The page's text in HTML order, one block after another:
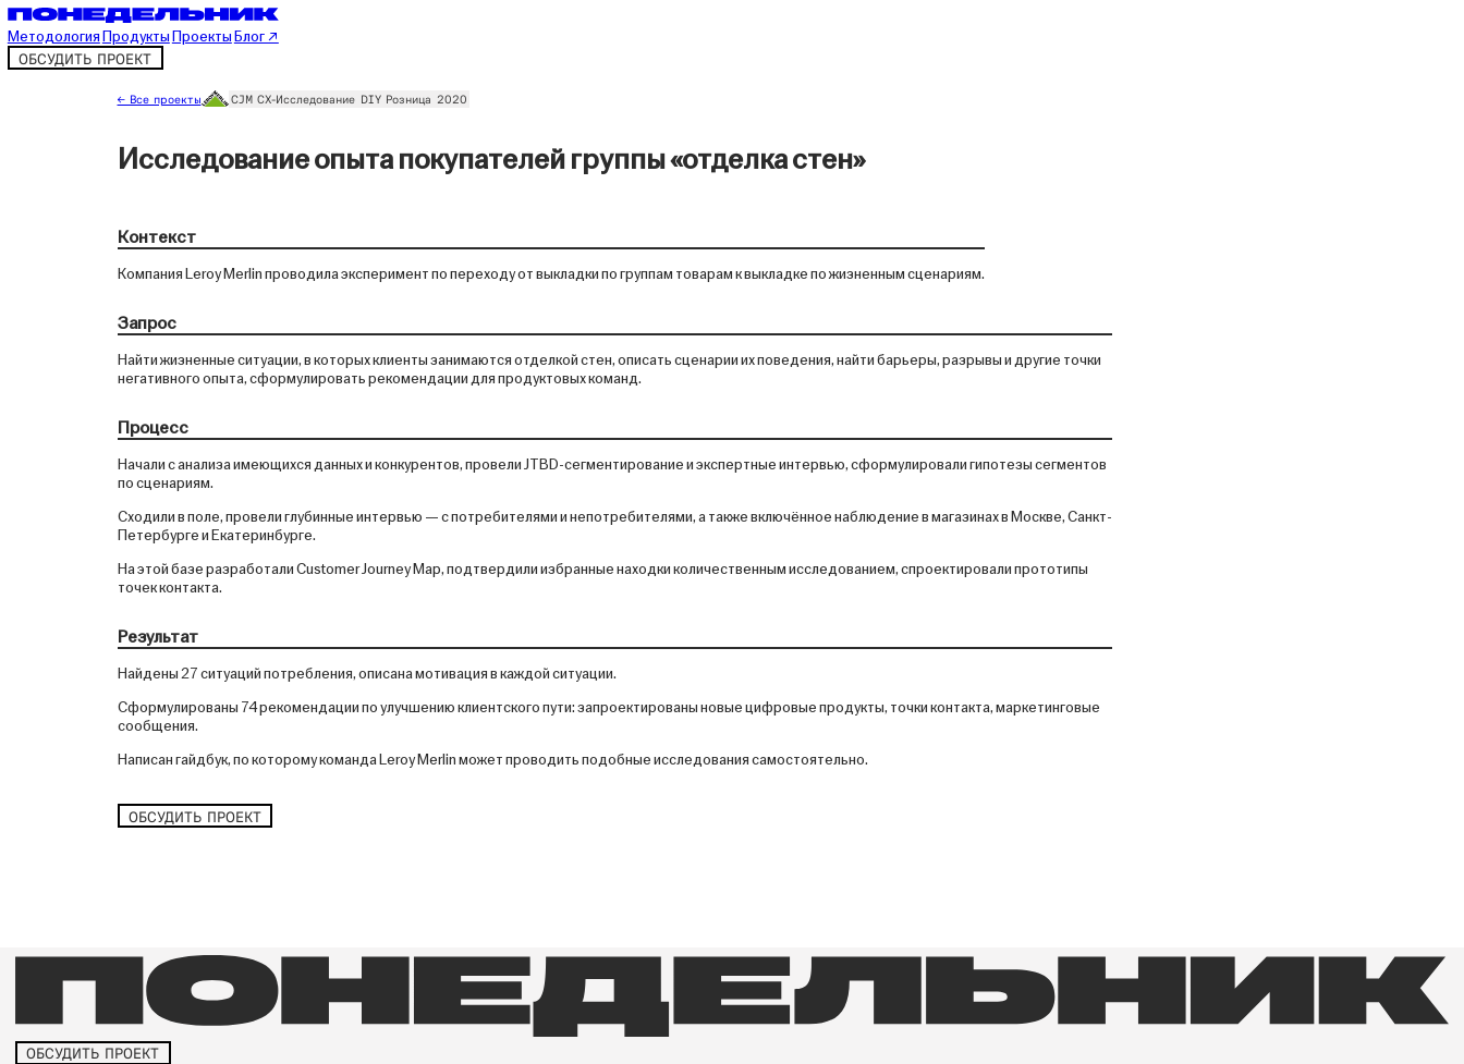
МетодологияПродуктыПроектыБлог ↗
ОБСУДИТЬ ПРОЕКТ
← Все проекты CJM CX-Исследование DIY Розница 2020
Исследование опыта покупателей группы «отделка стен»
Контекст
Компания Leroy Merlin проводила эксперимент по переходу от выкладки по группам товарам к выкладке по жизненным сценариям.
Запрос
Найти жизненные ситуации, в которых клиенты занимаются отделкой стен, описать сценарии их поведения, найти барьеры, разрывы и другие точки
негативного опыта, сформулировать рекомендации для продуктовых команд.
Процесс
Начали с анализа имеющихся данных и конкурентов, провели JTBD-сегментирование и экспертные интервью, сформулировали гипотезы сегментов
по сценариям.
Сходили в поле, провели глубинные интервью — с потребителями и непотребителями, а также включённое наблюдение в магазинах в Москве, Санкт-
Петербурге и Екатеринбурге.
На этой базе разработали Customer Journey Map, подтвердили избранные находки количественным исследованием, спроектировали прототипы
точек контакта.
Результат
Найдены 27 ситуаций потребления, описана мотивация в каждой ситуации.
Сформулированы 74 рекомендации по улучшению клиентского пути: запроектированы новые цифровые продукты, точки контакта, маркетинговые
сообщения.
Написан гайдбук, по которому команда Leroy Merlin может проводить подобные исследования самостоятельно.
ОБСУДИТЬ ПРОЕКТ
ОБСУДИТЬ ПРОЕКТ